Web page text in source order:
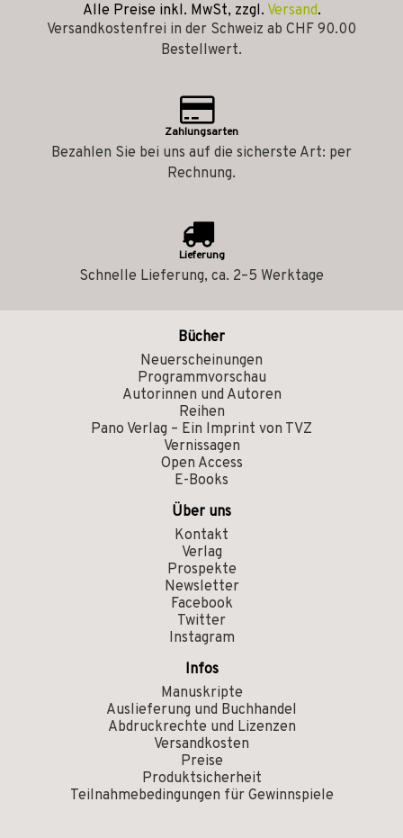
Alle Preise inkl. MwSt, zzgl. Versand.
Versandkostenfrei in der Schweiz ab CHF 90.00
Bestellwert.
Zahlungsarten
Bezahlen Sie bei uns auf die sicherste Art: per
Rechnung.
Lieferung
Schnelle Lieferung, ca. 2–5 Werktage
Bücher
Neuerscheinungen
Programmvorschau
Autorinnen und Autoren
Reihen
Pano Verlag – Ein Imprint von TVZ
Vernissagen
Open Access
E-Books
Über uns
Kontakt
Verlag
Prospekte
Newsletter
Facebook
Twitter
Instagram
Infos
Manuskripte
Auslieferung und Buchhandel
Abdruckrechte und Lizenzen
Versandkosten
Preise
Produktsicherheit
Teilnahmebedingungen für Gewinnspiele